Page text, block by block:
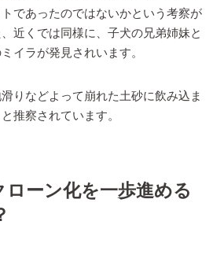
であったのではないかという考察が
近くでは同様に、子犬の兄弟姉妹と
イラが発見されいます。
りなどよって崩れた土砂に飲み込ま
推察されています。
ローン化を一歩進める